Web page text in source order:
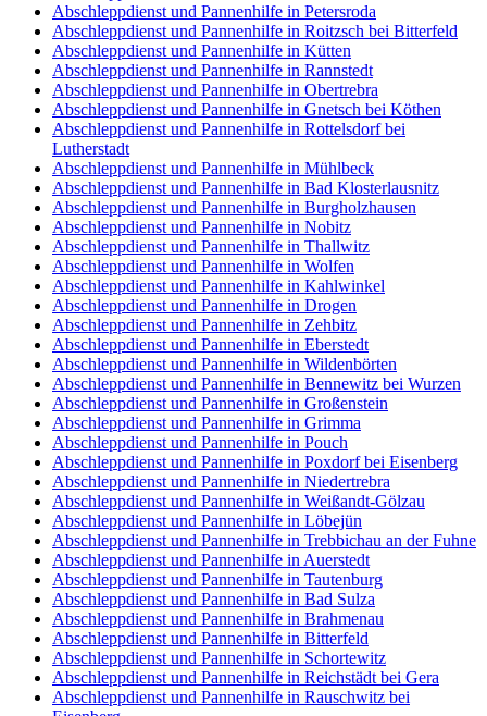
Abschleppdienst und Pannenhilfe in Petersroda
Abschleppdienst und Pannenhilfe in Roitzsch bei Bitterfeld
Abschleppdienst und Pannenhilfe in Kütten
Abschleppdienst und Pannenhilfe in Rannstedt
Abschleppdienst und Pannenhilfe in Obertrebra
Abschleppdienst und Pannenhilfe in Gnetsch bei Köthen
Abschleppdienst und Pannenhilfe in Rottelsdorf bei
Lutherstadt
Abschleppdienst und Pannenhilfe in Mühlbeck
Abschleppdienst und Pannenhilfe in Bad Klosterlausnitz
Abschleppdienst und Pannenhilfe in Burgholzhausen
Abschleppdienst und Pannenhilfe in Nobitz
Abschleppdienst und Pannenhilfe in Thallwitz
Abschleppdienst und Pannenhilfe in Wolfen
Abschleppdienst und Pannenhilfe in Kahlwinkel
Abschleppdienst und Pannenhilfe in Drogen
Abschleppdienst und Pannenhilfe in Zehbitz
Abschleppdienst und Pannenhilfe in Eberstedt
Abschleppdienst und Pannenhilfe in Wildenbörten
Abschleppdienst und Pannenhilfe in Bennewitz bei Wurzen
Abschleppdienst und Pannenhilfe in Großenstein
Abschleppdienst und Pannenhilfe in Grimma
Abschleppdienst und Pannenhilfe in Pouch
Abschleppdienst und Pannenhilfe in Poxdorf bei Eisenberg
Abschleppdienst und Pannenhilfe in Niedertrebra
Abschleppdienst und Pannenhilfe in Weißandt-Gölzau
Abschleppdienst und Pannenhilfe in Löbejün
Abschleppdienst und Pannenhilfe in Trebbichau an der Fuhne
Abschleppdienst und Pannenhilfe in Auerstedt
Abschleppdienst und Pannenhilfe in Tautenburg
Abschleppdienst und Pannenhilfe in Bad Sulza
Abschleppdienst und Pannenhilfe in Brahmenau
Abschleppdienst und Pannenhilfe in Bitterfeld
Abschleppdienst und Pannenhilfe in Schortewitz
Abschleppdienst und Pannenhilfe in Reichstädt bei Gera
Abschleppdienst und Pannenhilfe in Rauschwitz bei